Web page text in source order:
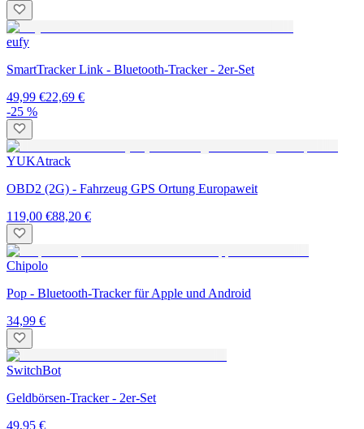
eufy
SmartTracker Link - Bluetooth-Tracker - 2er-Set
49,99 €22,69 €
-25 %
YUKAtrack
OBD2 (2G) - Fahrzeug GPS Ortung Europaweit
119,00 €88,20 €
Chipolo
Pop - Bluetooth-Tracker für Apple und Android
34,99 €
SwitchBot
Geldbörsen-Tracker - 2er-Set
49,95 €